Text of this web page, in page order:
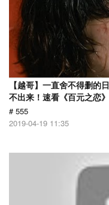
【越哥】一直舍不得删的
不出来！速看《百元之恋》
# 555
2019-04-19 11:35